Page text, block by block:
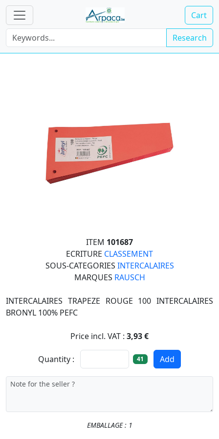
Cart
Research
ITEM 101687
ECRITURE CLASSEMENT
SOUS-CATEGORIES INTERCALAIRES
MARQUES RAUSCH
INTERCALAIRES TRAPEZE ROUGE 100 INTERCALAIRES
BRONYL 100% PEFC
Price incl. VAT : 3,93 €
Quantity : 41 Add
EMBALLAGE : 1